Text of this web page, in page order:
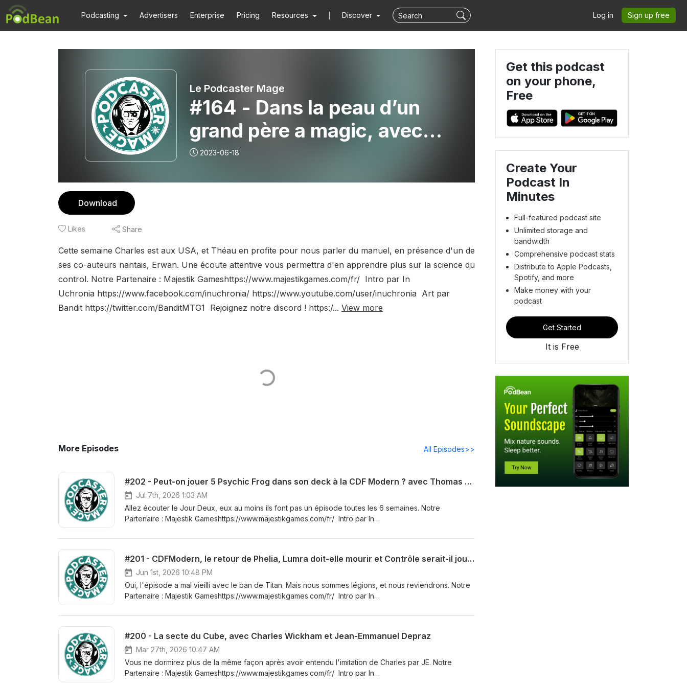
Podcasting Advertisers Enterprise Pricing Resources Discover Log in Sign up free
Le Podcaster Mage
#164 - Dans la peau d’un
grand père a magic, avec
Erwan Maisonneuve
2023-06-18
Download
Likes Share
Cette semaine Charles est aux USA, et Théau en profite pour nous parler du manuel, en présence d'un de
ses co-auteurs nantais, Erwan. Une écoute attentive vous permettra d'en apprendre plus sur la science du
control. Notre Partenaire : Majestik Gameshttps://www.majestikgames.com/fr/ Intro par In
Uchronia https://www.facebook.com/inuchronia/ https://www.youtube.com/user/inuchronia Art par
Bandit https://twitter.com/BanditMTG1 Rejoignez notre discord ! https:/... View more
More Episodes All Episodes>>
#202 - Peut-on jouer 5 Psychic Frog dans son deck à la CDF Modern ? avec Thomas Mechin et Charles Wickham
Jul 7th, 2026 1:03 AM
Allez écouter le Jour Deux, eux au moins ils font pas un épisode toutes les 6 semaines. Notre
Partenaire : Majestik Gameshttps://www.majestikgames.com/fr/ Intro par In
Bandit https://twitter.com/BanditMTG1 Rejoignez notre discord ! https://discord.gg/VtwSyy9 Twitters
https://x.com/IGVRaven Twitchs : Théau : https://www.twitch.tv/inoveletux Charles
: https://www.twitch.tv/wickedfridge
#201 - CDFModern, le retour de Phelia, Lumra doit-elle mourir et Contrôle serait-il jouable en Standard ?
Jun 1st, 2026 10:48 PM
Oui, l'épisode a mal vieilli avec le ban de Titan. Mais nous sommes légions, et nous reviendrons. Notre
Partenaire : Majestik Gameshttps://www.majestikgames.com/fr/ Intro par In
Bandit https://twitter.com/BanditMTG1 Rejoignez notre discord ! https://discord.gg/VtwSyy9 Twitters
https://x.com/IGVRaven Twitchs : Théau : https://www.twitch.tv/inoveletux Charles
: https://www.twitch.tv/wickedfridge
#200 - La secte du Cube, avec Charles Wickham et Jean-Emmanuel Depraz
Mar 27th, 2026 10:47 AM
Vous ne dormirez plus de la même façon après avoir entendu l'imitation de Charles par JE. Notre
Partenaire : Majestik Gameshttps://www.majestikgames.com/fr/ Intro par In
Get this podcast
on your phone,
Free
Create Your
Podcast In
Minutes
Full-featured podcast site
Unlimited storage and
bandwidth
Comprehensive podcast stats
Distribute to Apple Podcasts,
Spotify, and more
Make money with your
podcast
Get Started
It is Free